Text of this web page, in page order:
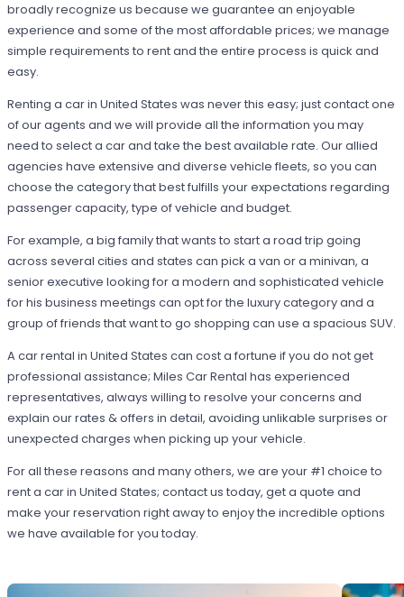
broadly recognize us because we guarantee an enjoyable
experience and some of the most affordable prices; we manage
simple requirements to rent and the entire process is quick and
easy.
Renting a car in United States was never this easy; just contact one
of our agents and we will provide all the information you may
need to select a car and take the best available rate. Our allied
agencies have extensive and diverse vehicle fleets, so you can
choose the category that best fulfills your expectations regarding
passenger capacity, type of vehicle and budget.
For example, a big family that wants to start a road trip going
across several cities and states can pick a van or a minivan, a
senior executive looking for a modern and sophisticated vehicle
for his business meetings can opt for the luxury category and a
group of friends that want to go shopping can use a spacious SUV.
A car rental in United States can cost a fortune if you do not get
professional assistance; Miles Car Rental has experienced
representatives, always willing to resolve your concerns and
explain our rates & offers in detail, avoiding unlikable surprises or
unexpected charges when picking up your vehicle.
For all these reasons and many others, we are your #1 choice to
rent a car in United States; contact us today, get a quote and
make your reservation right away to enjoy the incredible options
we have available for you today.